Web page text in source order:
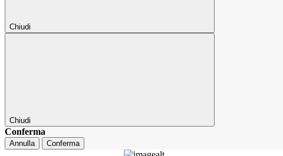
Chiudi
Chiudi
Conferma
Annulla Conferma